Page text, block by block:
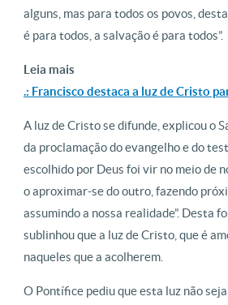
alguns, mas para todos os povos,
é para todos, a salvação é para todos”.
Leia mais
.: Francisco destaca a luz de Cristo
A luz de Cristo se difunde, explicou o
da proclamação do evangelho e do
escolhido por Deus foi vir no meio de
o aproximar-se do outro, fazendo
assumindo a nossa realidade”. Desta
sublinhou que a luz de Cristo, que é
naqueles que a acolherem.
O Pontífice pediu que esta luz não